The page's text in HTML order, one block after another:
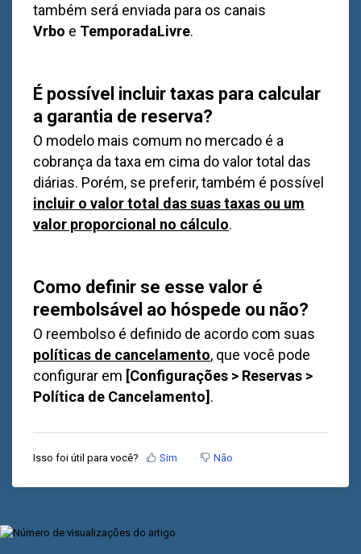
também será enviada para os canais
Vrbo e TemporadaLivre.
É possível incluir taxas para calcular
a garantia de reserva?
O modelo mais comum no mercado é a
cobrança da taxa em cima do valor total das
diárias. Porém, se preferir, também é possível
incluir o valor total das suas taxas ou um
valor proporcional no cálculo.
Como definir se esse valor é
reembolsável ao hóspede ou não?
O reembolso é definido de acordo com suas
políticas de cancelamento, que você pode
configurar em [Configurações > Reservas >
Política de Cancelamento] .
Isso foi útil para você? Sim Não